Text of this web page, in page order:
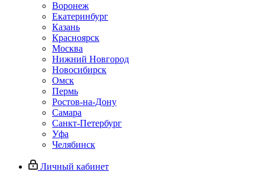
Воронеж
Екатеринбург
Казань
Красноярск
Москва
Нижний Новгород
Новосибирск
Омск
Пермь
Ростов-на-Дону
Самара
Санкт-Петербург
Уфа
Челябинск
Личный кабинет